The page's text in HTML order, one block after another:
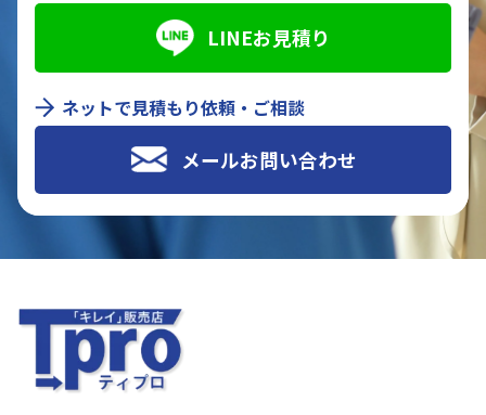
LINEお見積り
ネットで見積もり依頼・ご相談
メールお問い合わせ